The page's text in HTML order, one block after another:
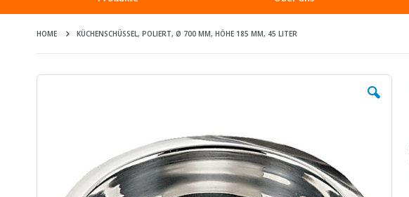
HOME KÜCHENSCHÜSSEL, POLIERT, Ø 700 MM, HÖHE 185 MM, 45 LITER
Zum